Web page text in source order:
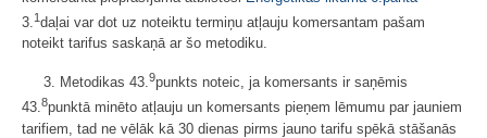
3. 1daļai var dot uz noteiktu termiņu atļauju komersantam pašam
noteikt tarifus saskaņā ar šo metodiku.
3. Metodikas 43.9punkts noteic, ja komersants ir saņēmis
43.8punktā minēto atļauju un komersants pieņem lēmumu par jauniem
tarifiem, tad ne vēlāk kā 30 dienas pirms jauno tarifu spēkā stāšanās